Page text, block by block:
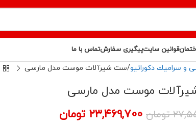
قوانین سایتپیگیری سفارشتماس با ما
و سراميك دكوراتيو ست شیرآلات موست مدل مارسی
موست مدل مارسی
تومان ۲۳,۴۶۹,۷۰۰ تومان